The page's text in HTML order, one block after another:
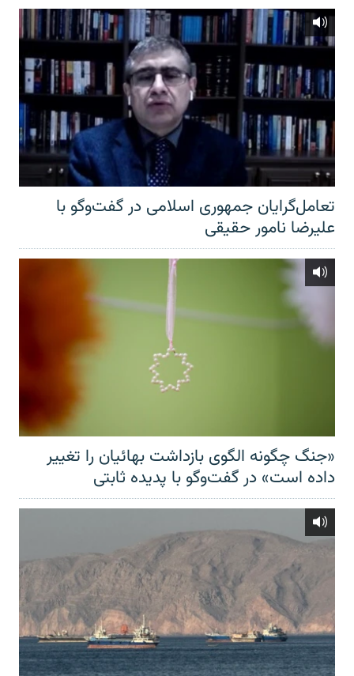
تعامل‌گرایان جمهوری اسلامی در گفت‌وگو با
علیرضا نامور حقیقی
«جنگ چگونه الگوی بازداشت بهائیان را تغییر
داده است» در گفت‌وگو با پدیده ثابتی